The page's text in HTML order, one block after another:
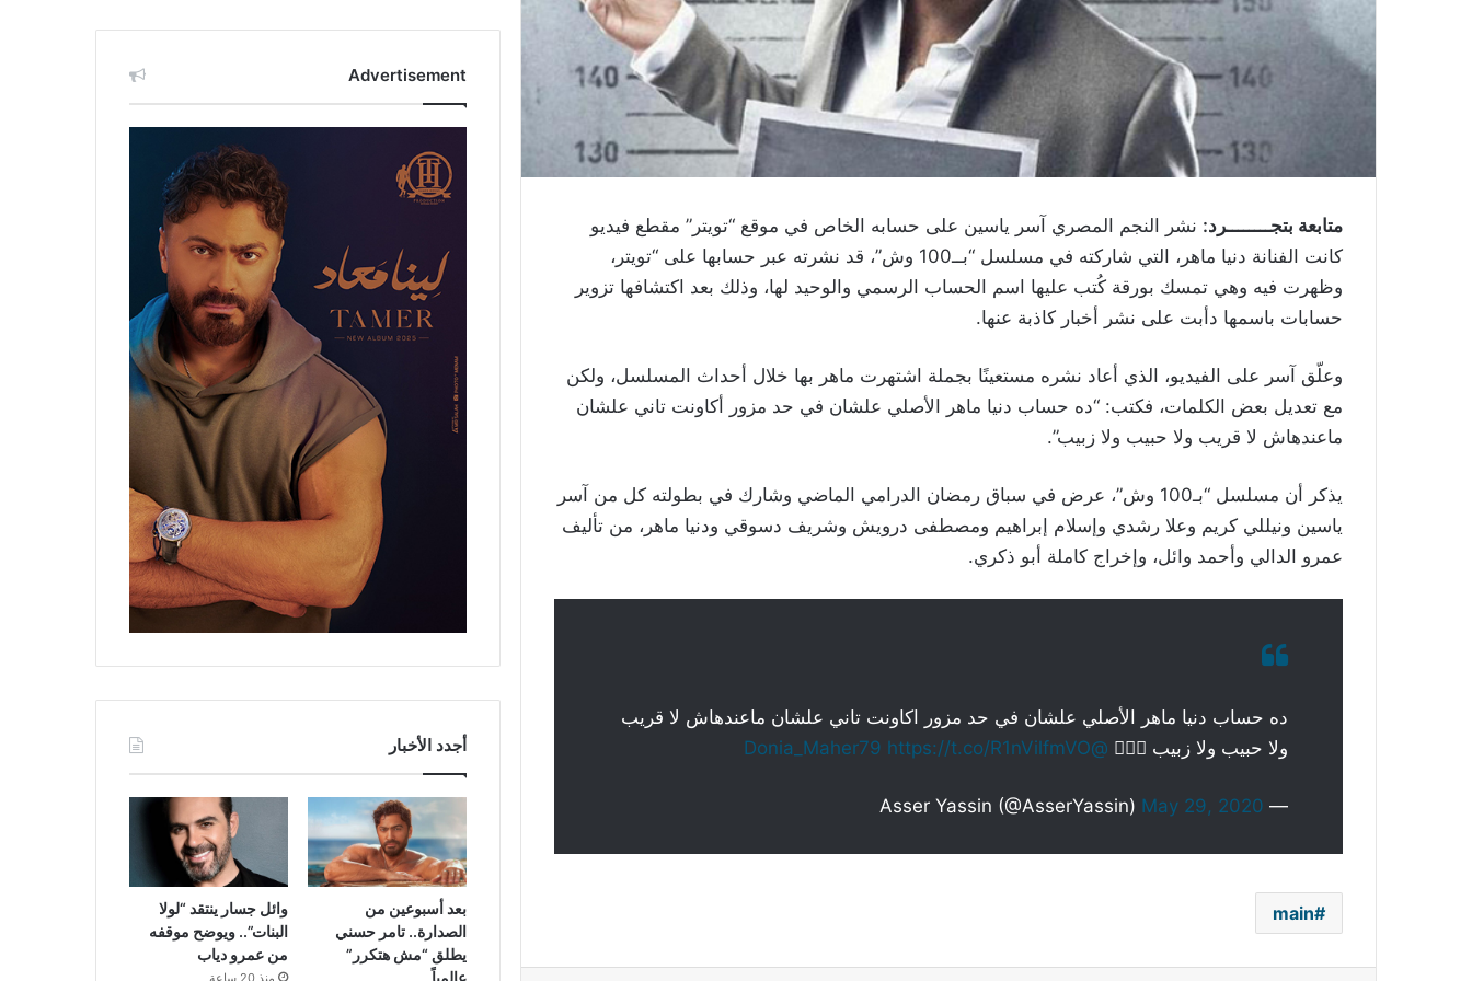
متابعة بتجــــــــرد: نشر النجم المصري آسر ياسين على حسابه الخاص في موقع “تويتر” مقطع فيديو
كانت الفنانة دنيا ماهر، التي شاركته في مسلسل “بــ100 وش”، قد نشرته عبر حسابها على “تويتر،
وظهرت فيه وهي تمسك بورقة كُتب عليها اسم الحساب الرسمي والوحيد لها، وذلك بعد اكتشافها تزوير
حسابات باسمها دأبت على نشر أخبار كاذبة عنها.
وعلّق آسر على الفيديو، الذي أعاد نشره مستعينًا بجملة اشتهرت ماهر بها خلال أحداث المسلسل، ولكن
مع تعديل بعض الكلمات، فكتب: “ده حساب دنيا ماهر الأصلي علشان في حد مزور أكاونت تاني علشان
ماعندهاش لا قريب ولا حبيب ولا زبيب”.
يذكر أن مسلسل “بـ100 وش”، عرض في سباق رمضان الدرامي الماضي وشارك في بطولته كل من آسر
ياسين ونيللي كريم وعلا رشدي وإسلام إبراهيم ومصطفى ‏درويش ‏وشريف ‏دسوقي ودنيا ماهر، من تأليف
عمرو الدالي وأحمد وائل، وإخراج كاملة أبو ذكري‏‎.
ده حساب دنيا ماهر الأصلي علشان في حد مزور اكاونت تاني علشان ماعندهاش لا قريب
ولا حبيب ولا زبيب 🤷🏽‍♂️ @Donia_Maher79
https://t.co/R1nVilfmVO
— Asser Yassin (@AsserYassin)
May 29, 2020
main
Advertisement
أجدد الأخبار
بعد أسبوعين من
الصدارة.. تامر حسني
يطلق “مش هتكرر”
عالمياً
وائل جسار ينتقد “لولا
البنات”.. ويوضح موقفه
من عمرو دياب
منذ 20 ساعة